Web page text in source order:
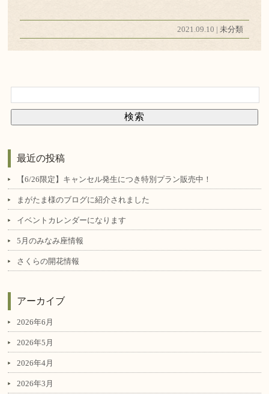
2021.09.10 | 未分類
最近の投稿
【6/26限定】キャンセル発生につき特別プラン販売中！
まがたま様のブログに紹介されました
イベントカレンダーになります
5月のみなみ座情報
さくらの開花情報
アーカイブ
2026年6月
2026年5月
2026年4月
2026年3月